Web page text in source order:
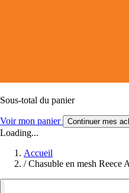
Sous-total du panier
Voir mon panier Continuer mes
Loading...
Accueil
/ Chasuble en mesh Reece